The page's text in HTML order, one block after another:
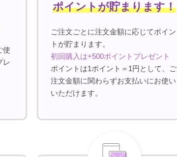
使
レ
ポイントが貯まります！
ご注文ごとに注文金額に応じてポイン
トが貯まります。
初回購入は+500ポイントプレゼント
ポイントは1ポイント＝1円として、ご
注文金額に関わらずお支払いにお使い
いただけます。